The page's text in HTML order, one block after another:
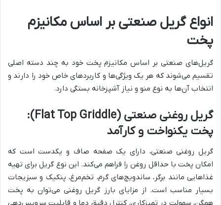
انواع گریل صنعتی بر اساس مکانیزم
پخت
گریل‌های صنعتی بر اساس مکانیزم پخت خود به چند دسته اصلی
تقسیم می‌شوند که هر یک ویژگی‌ها و کاربردهای خاص خود را دارند و
انتخاب آن‌ها به نوع منو و نیاز آشپزخانه بستگی دارد.
گریل روغنی صنعتی (Flat Top Griddle):
پخت یکنواخت و کارآمد
گریل روغنی صنعتی، دارای یک صفحه صاف و یکدست است که
امکان پخت با حداقل روغن را فراهم می‌کند. این نوع گریل برای تهیه
غذاهایی مانند برگر، ساندویچ‌های گرم، تخم‌مرغ، پنکیک و سبزیجات
بسیار مناسب است. از مزایای بارز گریل روغنی می‌توان به پخت
همگن، سهولت در تمیزکاری، کنترل دقیق دما و قابلیت سرویس‌دهی